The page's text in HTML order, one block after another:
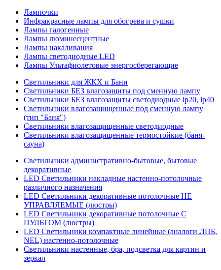
Лампочки
Инфракрасные лампы для обогрева и сушки
Лампы галогенные
Лампы люминесцентные
Лампы накаливания
Лампы светодиодные LED
Лампы Ультафиолетовые энергосберегающие
Светильники для ЖКХ и Бани
Светильники БЕЗ влагозащиты под сменную лампу
Светильники БЕЗ влагозащиты светодиодные ip20, ip40
Светильники влагозащищенные под сменную лампу
(тип "Баня")
Светильники влагозащищенные светодиодные
Светильники влагозащищенные термостойкие (баня-
сауна)
Светильники административно-бытовые, бытовые
декоративные
LED Cветильники накладные настенно-потолочные
различного назначения
LED Светильники декоративные потолочные НЕ
УПРАВЛЯЕМЫЕ (люстры)
LED Светильники декоративные потолочные С
ПУЛЬТОМ (люстры)
LED Светильники компактные линейные (аналоги ЛПБ,
NEL) настенно-потолочные
Светильники настенные, бра, подсветка для картин и
зеркал